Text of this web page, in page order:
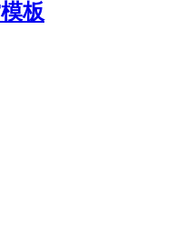
板